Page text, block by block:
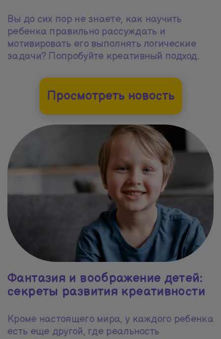
Вы до сих пор не знаете, как научить
ребенка правильно рассуждать и
мотивировать его выполнять логические
задачи? Попробуйте креативный подход.
Просмотреть новость
Фантазия и воображение детей:
секреты развития креативности
Кроме настоящего мира, у каждого ребенка
есть еще другой, где реальность